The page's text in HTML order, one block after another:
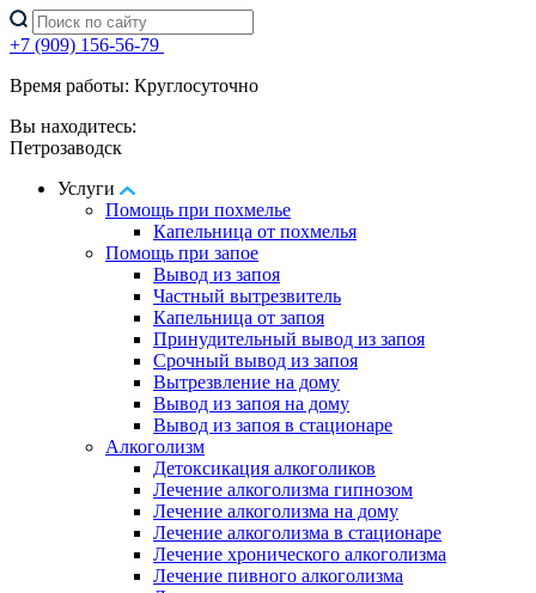
+7 (909) 156-56-79
Время работы: Круглосуточно
Вы находитесь:
Петрозаводск
Услуги
Помощь при похмелье
Капельница от похмелья
Помощь при запое
Вывод из запоя
Частный вытрезвитель
Капельница от запоя
Принудительный вывод из запоя
Срочный вывод из запоя
Вытрезвление на дому
Вывод из запоя на дому
Вывод из запоя в стационаре
Алкоголизм
Детоксикация алкоголиков
Лечение алкоголизма гипнозом
Лечение алкоголизма на дому
Лечение алкоголизма в стационаре
Лечение хронического алкоголизма
Лечение пивного алкоголизма